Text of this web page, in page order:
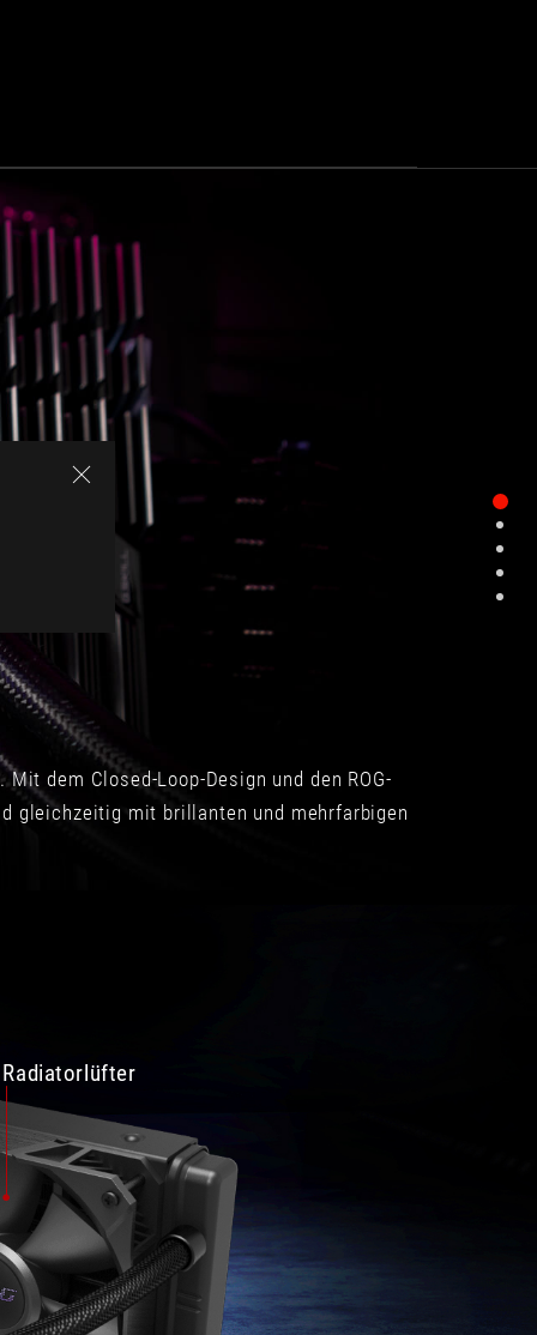
dem Closed-Loop-Design und den ROG-
gleichzeitig mit brillanten und mehrfarbigen
Radiatorlüfter